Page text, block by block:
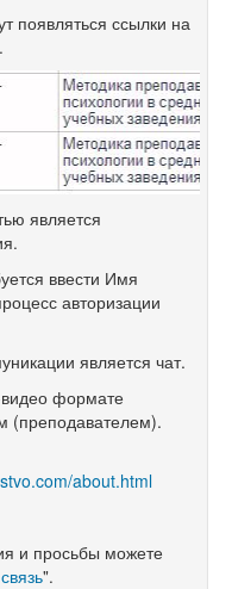
появляться ссылки на
является
ввести Имя
авторизации
является чат.
видео формате
(преподавателем).
about.html
и просьбы можете
".